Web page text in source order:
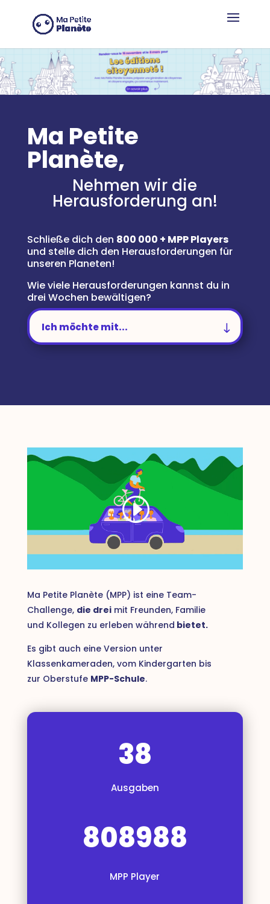
Ma Petite
Planète,
Nehmen wir die
Herausforderung an!
Schließe dich den 800 000 + MPP Players
und stelle dich den Herausforderungen für
unseren Planeten!
Wie viele Herausforderungen kannst du in
drei Wochen bewältigen?
Ich möchte mit...
Ma Petite Planète (MPP) ist eine Team-
Challenge, die dreimit Freunden, Familie
und Kollegen zu erleben während bietet.
Es gibt auch eine Version unter
Klassenkameraden, vom Kindergarten bis
zur Oberstufe MPP-Schule.
38
Ausgaben
808988
MPP Player